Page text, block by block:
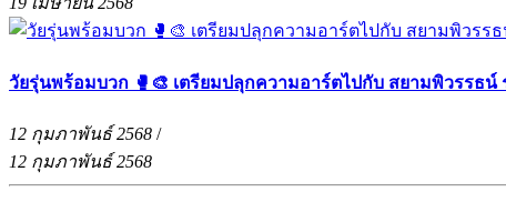
วัยรุ่นพร้อมบวก 🥊🎨 เตรียมปลุกความอาร์ตไปกับ สยามพิวรรธน์
12 กุมภาพันธ์ 2568 /
12 กุมภาพันธ์ 2568